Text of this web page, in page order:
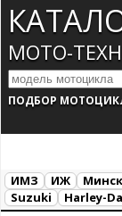
МОТО-
ПОДБОР
ИМЗ ИЖ Минск
Suzuki
Harley-